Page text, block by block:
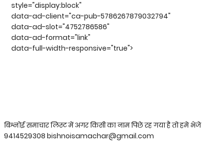
style="display:block"
data-ad-client="ca-pub-5786267879032794"
data-ad-slot="4752786586"
data-ad-format="link"
data-full-width-responsive="true">
बिश्नोई समाचार लिस्ट में अगर किसी का नाम पिछे रह गया है तो हमे भेजे
9414529308 bishnoisamachar@gmail.com